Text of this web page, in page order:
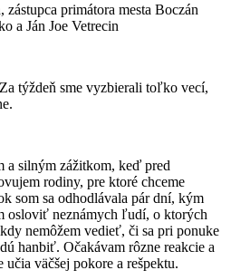
zástupca primátora mesta Boczán
a Ján Joe Vetrecin
týždeň sme vyzbierali toľko vecí,
a silným zážitkom, keď pred
rodiny, pre ktoré chceme
som sa odhodlávala pár dní, kým
osloviť neznámych ľudí, o ktorých
nemôžem vedieť, či sa pri ponuke
hanbiť. Očakávam rôzne reakcie a
učia väčšej pokore a rešpektu.